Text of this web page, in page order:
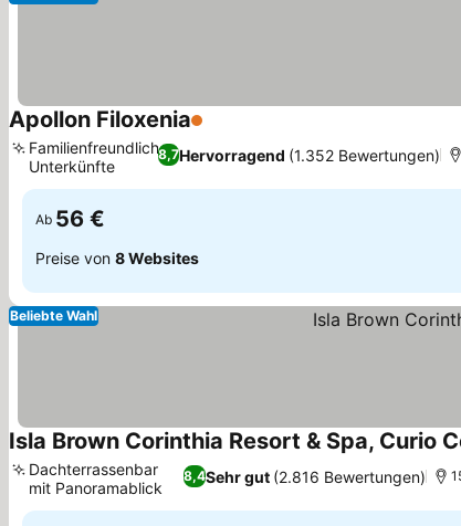
Apollon Filoxenia1 Sterne
8,7Hervorragend (1.352 Bewertungen)
Familienfreundliche
Unterkünfte
Ab 56 €
Preise von 8 Websites
Beliebte Wahl
Isla Brown Corinthia Resort & Spa, Curio
8,4Sehr gut (2.816 Bewertungen)
Dachterrassenbar
mit Panoramablick